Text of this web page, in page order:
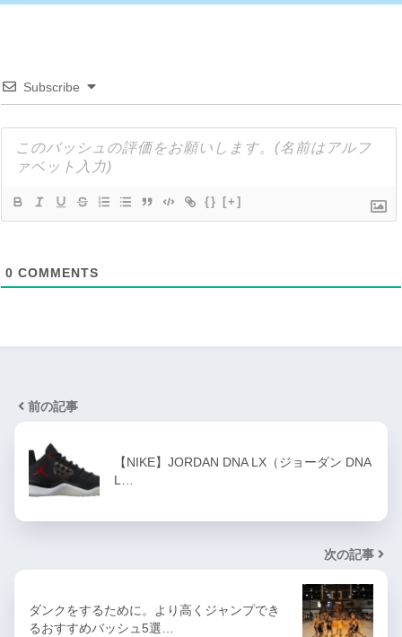
Subscribe
{} [+]
0 COMMENTS
前の記事
【NIKE】JORDAN DNA LX（ジョーダン DNA
L…
次の記事
ダンクをするために。より高くジャンプでき
るおすすめバッシュ5選…